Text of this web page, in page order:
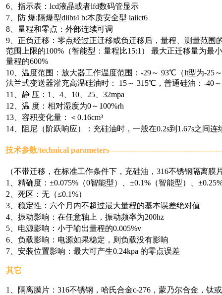
6、指示表：lcd液晶或者lfd数码管显示
7、防 爆:隔爆型diibt4 b:本质安全型 iaiict6
8、量程和零点：外部连续可调
9、正负迁移：零点经过正迁移或负迁移后，量程、测量范围
范围上限的100%（智能型：量程比15:1） 最大正迁移量为最
量程的600%
10、温度范围：放大器工作温度范围：-29～ 93℃（lt型为-25
法兰式变送器灌充高温硅油时： 15～ 315℃，普通硅油：-40
11、静 压：1、4、10、25、32mpa
12、温 度：相对湿度为0～100%rh
13、容积变化量：＜0.16cm³
14、阻尼（阶跃响应）：充硅油时，一般在0.2s到1.67s之间连
技术参数/technical parameters
（不带迁移，在标准工作条件下，充硅油，316不锈钢隔离膜
1、精确度：±0.075%（0智能型）、±0.1%（智能型）、
2、死区：无（≤0.1%）
3、稳定性：六个月内不超过最大量程的基本误差绝对值
4、振动影响：在任意轴上，振动频率为200hz
5、电源影响：小于输出量程的0.005%v
6、负载影响：电源如果稳定，则负载没有影响
7、安装位置影响：最大可产生0.24kpa 的零点误差
其它
1、隔离膜片：316不锈钢，哈氏合金c-276，蒙乃尔合金，钛